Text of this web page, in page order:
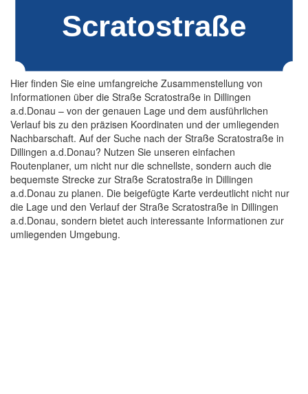
Hier finden Sie eine umfangreiche Zusammenstellung von
Informationen über die Straße Scratostraße in Dillingen
a.d.Donau – von der genauen Lage und dem ausführlichen
Verlauf bis zu den präzisen Koordinaten und der umliegenden
Nachbarschaft. Auf der Suche nach der Straße Scratostraße in
Dillingen a.d.Donau? Nutzen Sie unseren einfachen
Routenplaner, um nicht nur die schnellste, sondern auch die
bequemste Strecke zur Straße Scratostraße in Dillingen
a.d.Donau zu planen. Die beigefügte Karte verdeutlicht nicht nur
die Lage und den Verlauf der Straße Scratostraße in Dillingen
a.d.Donau, sondern bietet auch interessante Informationen zur
umliegenden Umgebung.